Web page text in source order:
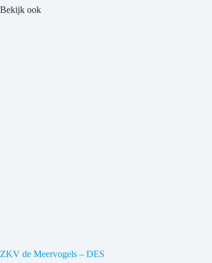
Bekijk ook
ZKV de Meervogels – DES